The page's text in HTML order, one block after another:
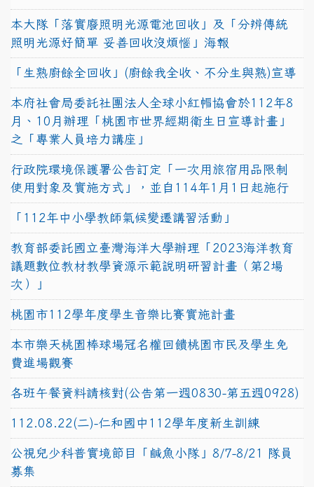
本大隊「落實廢照明光源電池回收」及「分辨傳統
照明光源好簡單 妥善回收沒煩惱」海報
「生熟廚餘全回收」(廚餘我全收、不分生與熟)宣導
本府社會局委託社團法人全球小紅帽協會於112年8
月、10月辦理「桃園市世界經期衛生日宣導計畫」
之「專業人員培力講座」
行政院環境保護署公告訂定「一次用旅宿用品限制
使用對象及實施方式」，並自114年1月1日起施行
「112年中小學教師氣候變遷講習活動」
教育部委託國立臺灣海洋大學辦理「2023海洋教育
議題數位教材教學資源示範說明研習計畫（第2場
次）」
桃園市112學年度學生音樂比賽實施計畫
本市樂天桃園棒球場冠名權回饋桃園市民及學生免
費進場觀賽
各班午餐資料請核對(公告第一週0830-第五週0928)
112.08.22(二)-仁和國中112學年度新生訓練
公視兒少科普實境節目「鹹魚小隊」8/7-8/21 隊員
募集